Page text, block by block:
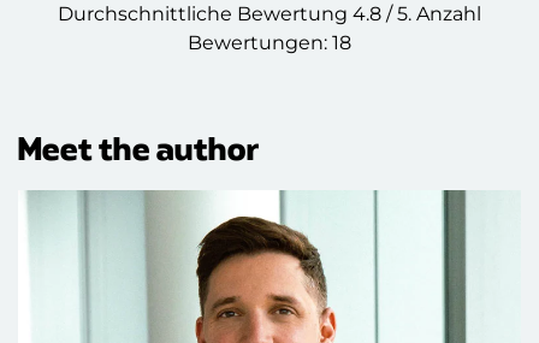
Durchschnittliche Bewertung 4.8 / 5. Anzahl
Bewertungen: 18
Meet the author